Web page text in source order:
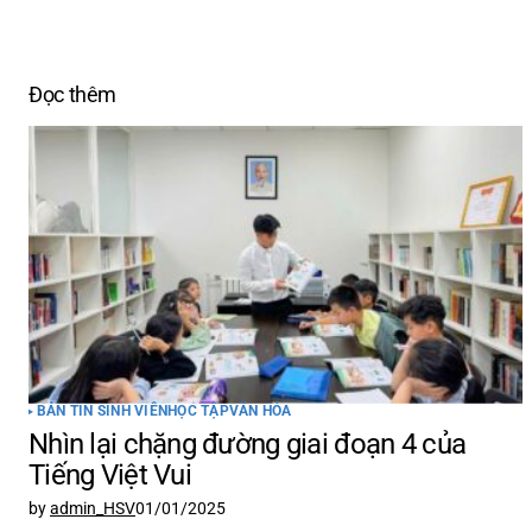
đánh dấu*
Comment
Your Name
Lưu
trong
luận
Đọc thêm
BẢN TIN SINH VIÊNHỌC TẬPVĂN HÓA
Nhìn lại chặng đường giai đoạn 4 của
Tiếng Việt Vui
byadmin_HSV01/01/2025